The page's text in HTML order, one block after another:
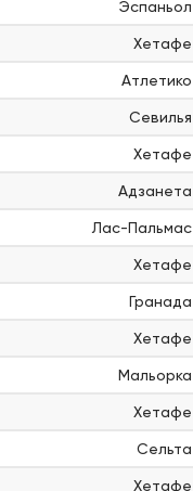
Эспаньол
Хетафе
Атлетико
Севилья
Хетафе
Адзанета
Лас-Пальмас
Хетафе
Гранада
Хетафе
Мальорка
Хетафе
Сельта
Хетафе